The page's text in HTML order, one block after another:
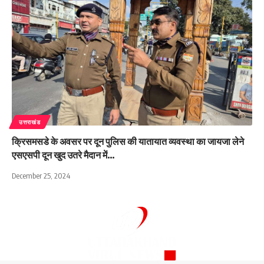
उत्तराखंड
क्रिसमसडे के अवसर पर दून पुलिस की यातायात व्यवस्था का जायजा लेने
एसएसपी दून खुद उतरे मैदान में…
December 25, 2024